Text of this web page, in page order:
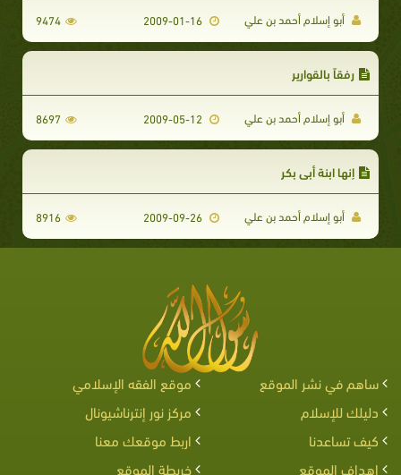
أبو إسلام أحمد بن علي 9474
رفقاً بالقوارير
أبو إسلام أحمد بن علي 8697
إنها ابنة أبي بكر
أبو إسلام أحمد بن علي 8916
ساهم في نشر الموقع
موقع الفقه الإسلامي
دليلك للإسلام
مركز نور إنترناشيونال
كيف تساعدنا
اربط موقعك معنا
اهداف الموقع
خريطة الموقع